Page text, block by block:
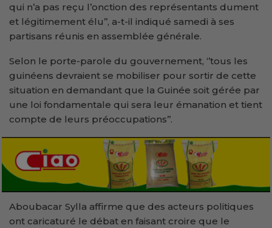
qui n’a pas reçu l’onction des représentants dument
et légitimement élu’’, a-t-il indiqué samedi à ses
partisans réunis en assemblée générale.
Selon le porte-parole du gouvernement, ‘’tous les
guinéens devraient se mobiliser pour sortir de cette
situation en demandant que la Guinée soit gérée par
une loi fondamentale qui sera leur émanation et tient
compte de leurs préoccupations’’.
Aboubacar Sylla affirme que des acteurs politiques
ont caricaturé le débat en faisant croire que le